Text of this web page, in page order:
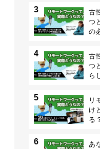
3
古
つ
の
4
古
つ
ら
5
リ
け
る
6
あ